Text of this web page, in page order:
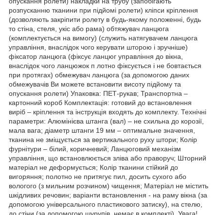
розпусканню тканини при підйомі ролети) кліпси кріплення
(дозволяють закріпити ролету в будь-якому положенні, будь
то стіна, стеля, укіс або рама) обтяжувач ланцюга
(комплектується на вимогу) (служить натягувачем ланцюга
управління, внаслідок чого керувати шторою і зручніше)
фіксатор ланцюга (фіксує ланцюг управління до вікна,
внаслідок чого ланцюжок п лотно фіксується і не бовтається
при протягах) обмежувач ланцюга (за допомогою даних
обмежувачів Ви можете встановити висоту підйому та
опускання ролети) Упаковка: ПЕТ-рукав; Транспортна –
картонний короб Комплектація: готовий до встановлення
виріб – кріплення та інструкція входять до комплекту. Технічні
параметри: Алюмінієва штанга (вал) – не схильна до корозії,
мала вага; діаметр штанги 19 мм – оптимальне значення,
тканина не зміщується за вертикального руху штори; Колір
фурнітури – білий, коричневий; Ланцюговий механізм
управління, що встановлюється зліва або праворуч; Шторний
матеріал не деформується; Колір тканини стійкий до
вигоряння; полотно не притягує пил, досить сухого або
вологого (з мильним розчином) чищення; Матеріал не містить
шкідливих речовин; варіанти встановлення - на раму вікна (за
допомогою універсального пластикового затиску), на стелю,
до стіни (за допомогою шурупів, немає в комплекті). Увага!